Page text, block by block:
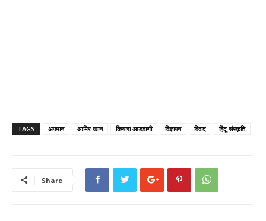
TAGS अपमान आमिर खान कियारा आडवाणी विज्ञापन विवाद हिंदू संस्कृति
Share